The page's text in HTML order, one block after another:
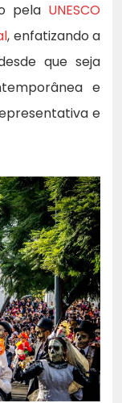
pela UNESCO
, enfatizando a
que seja
e
e